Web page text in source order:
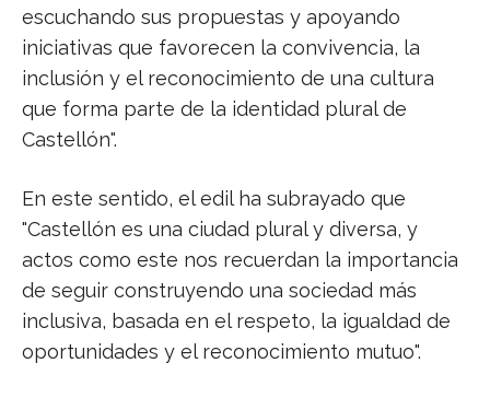
escuchando sus propuestas y apoyando
iniciativas que favorecen la convivencia, la
inclusión y el reconocimiento de una cultura
que forma parte de la identidad plural de
Castellón".
En este sentido, el edil ha subrayado que
"Castellón es una ciudad plural y diversa, y
actos como este nos recuerdan la importancia
de seguir construyendo una sociedad más
inclusiva, basada en el respeto, la igualdad de
oportunidades y el reconocimiento mutuo".